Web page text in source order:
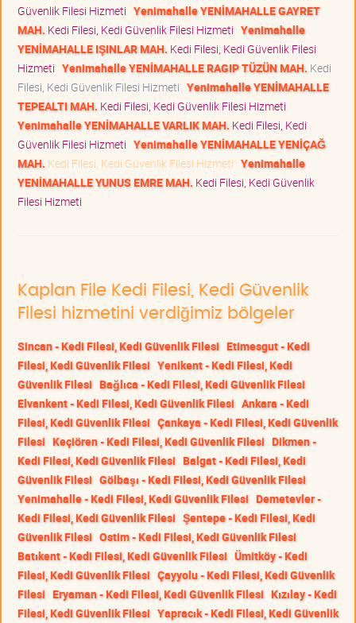
Güvenlik Filesi Hizmeti Yenimahalle YENİMAHALLE GAYRET
MAH. Kedi Filesi, Kedi Güvenlik Filesi Hizmeti Yenimahalle
YENİMAHALLE IŞINLAR MAH. Kedi Filesi, Kedi Güvenlik Filesi
Hizmeti Yenimahalle YENİMAHALLE RAGIP TÜZÜN MAH. Kedi
Filesi, Kedi Güvenlik Filesi Hizmeti Yenimahalle YENİMAHALLE
TEPEALTI MAH. Kedi Filesi, Kedi Güvenlik Filesi Hizmeti
Yenimahalle YENİMAHALLE VARLIK MAH. Kedi Filesi, Kedi
Güvenlik Filesi Hizmeti Yenimahalle YENİMAHALLE YENİÇAĞ
MAH. Kedi Filesi, Kedi Güvenlik Filesi Hizmeti Yenimahalle
YENİMAHALLE YUNUS EMRE MAH. Kedi Filesi, Kedi Güvenlik
Filesi Hizmeti
Kaplan File Kedi Filesi, Kedi Güvenlik
Filesi hizmetini verdiğimiz bölgeler
Sincan - Kedi Filesi, Kedi Güvenlik Filesi Etimesgut - Kedi
Filesi, Kedi Güvenlik Filesi Yenikent - Kedi Filesi, Kedi
Güvenlik Filesi Bağlıca - Kedi Filesi, Kedi Güvenlik Filesi
Elvankent - Kedi Filesi, Kedi Güvenlik Filesi Ankara - Kedi
Filesi, Kedi Güvenlik Filesi Çankaya - Kedi Filesi, Kedi Güvenlik
Filesi Keçiören - Kedi Filesi, Kedi Güvenlik Filesi Dikmen -
Kedi Filesi, Kedi Güvenlik Filesi Balgat - Kedi Filesi, Kedi
Güvenlik Filesi Gölbaşı - Kedi Filesi, Kedi Güvenlik Filesi
Yenimahalle - Kedi Filesi, Kedi Güvenlik Filesi Demetevler -
Kedi Filesi, Kedi Güvenlik Filesi Şentepe - Kedi Filesi, Kedi
Güvenlik Filesi Ostim - Kedi Filesi, Kedi Güvenlik Filesi
Batıkent - Kedi Filesi, Kedi Güvenlik Filesi Ümitköy - Kedi
Filesi, Kedi Güvenlik Filesi Çayyolu - Kedi Filesi, Kedi Güvenlik
Filesi Eryaman - Kedi Filesi, Kedi Güvenlik Filesi Kızılay - Kedi
Filesi, Kedi Güvenlik Filesi Yapracık - Kedi Filesi, Kedi Güvenlik